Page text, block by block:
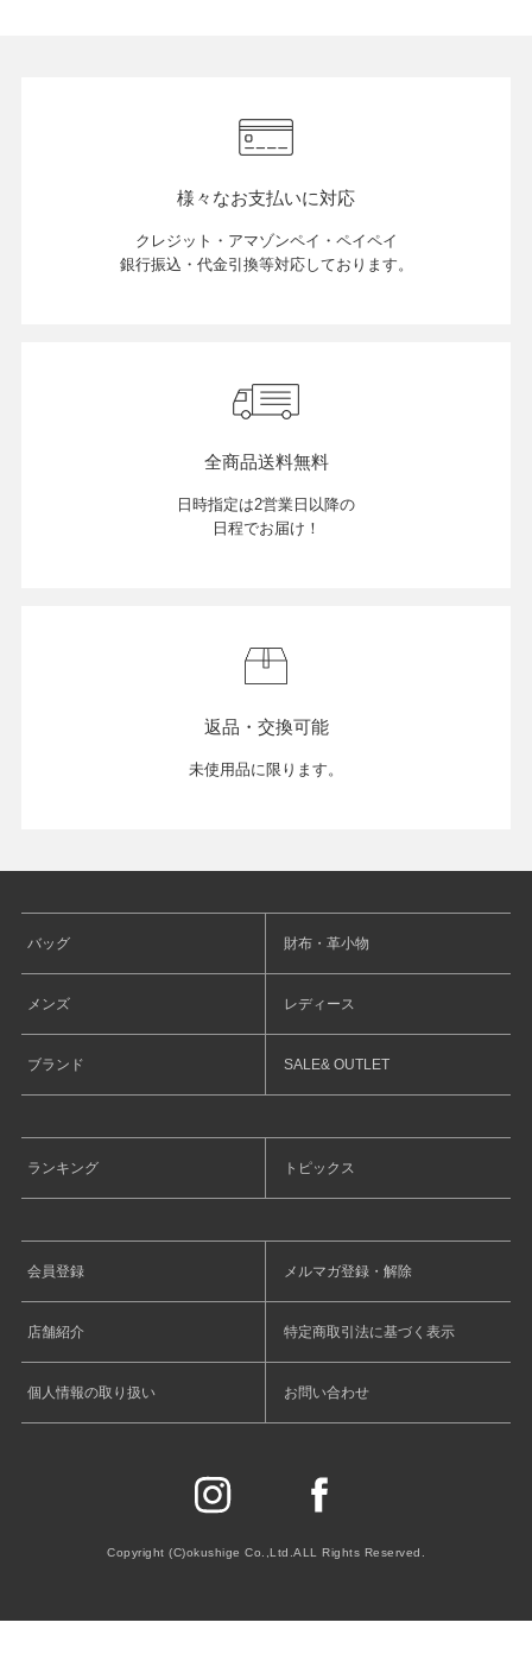
様々なお支払いに対応
クレジット・アマゾンペイ・ペイペイ
銀行振込・代金引換等対応しております。
全商品送料無料
日時指定は2営業日以降の
日程でお届け！
返品・交換可能
未使用品に限ります。
バッグ 財布・革小物
メンズ レディース
ブランド SALE& OUTLET
ランキング トピックス
会員登録 メルマガ登録・解除
店舗紹介 特定商取引法に基づく表示
個人情報の取り扱い お問い合わせ
Copyright (C)okushige Co.,Ltd.ALL Rights Reserved.